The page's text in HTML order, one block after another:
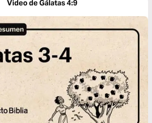
Video de Gálatas 4:9